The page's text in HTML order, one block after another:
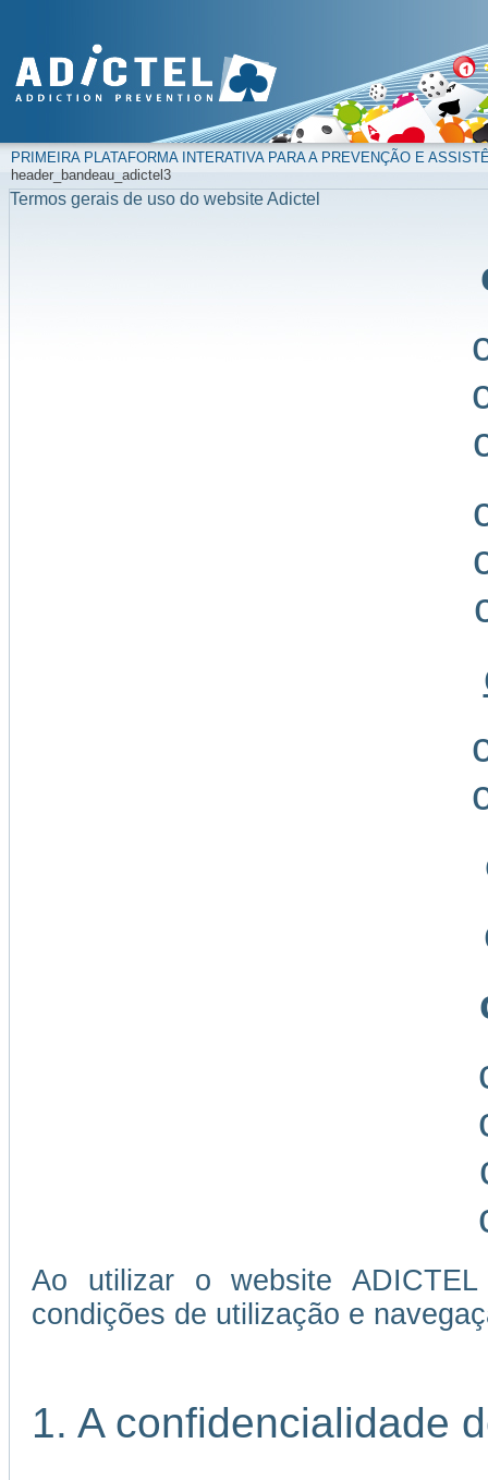
PRIMEIRA PLATAFORMA INTERATIVA PARA A PREVENÇÃO E
header_bandeau_adictel3
Termos gerais de uso do website Adictel
Ao utilizar o website
condições de utilização e
1. A confidencialidade